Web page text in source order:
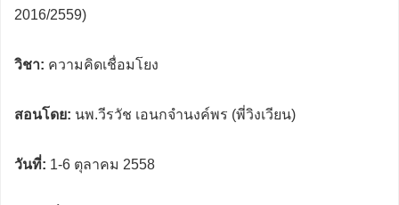
2016/2559)
วิชา: ความคิดเชื่อมโยง
สอนโดย: นพ.วีรวัช เอนกจำนงค์พร (พี่วิงเวียน)
วันที่: 1-6 ตุลาคม 2558